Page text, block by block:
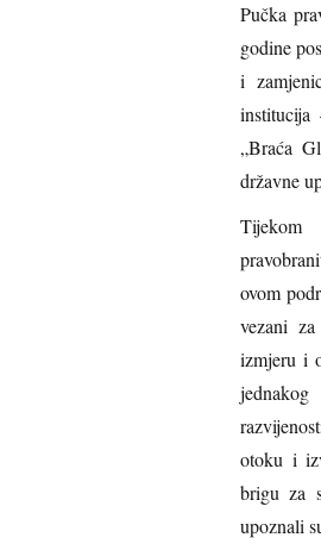
Pučka
godine
i
institucija
„Braća
državne
Tijekom
ovom području. Prilikom posjeta Lastovu
vezani
izmjeru i
otoku i
brigu za
upoznali